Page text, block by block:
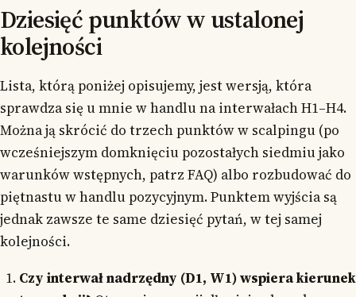
Dziesięć punktów w ustalonej
kolejności
Lista, którą poniżej opisujemy, jest wersją, która
sprawdza się u mnie w handlu na interwałach H1–H4.
Można ją skrócić do trzech punktów w scalpingu (po
wcześniejszym domknięciu pozostałych siedmiu jako
warunków wstępnych, patrz FAQ) albo rozbudować do
piętnastu w handlu pozycyjnym. Punktem wyjścia są
jednak zawsze te same dziesięć pytań, w tej samej
kolejności.
Czy interwał nadrzędny (D1, W1) wspiera kierunek